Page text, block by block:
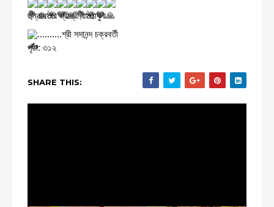
ছন্নাবতার শ্রীশ্রী রামঠাকুর
..........শ্রী সদানন্দ চক্রবর্তী
পৃষ্ঠা: ৩১২
SHARE THIS: